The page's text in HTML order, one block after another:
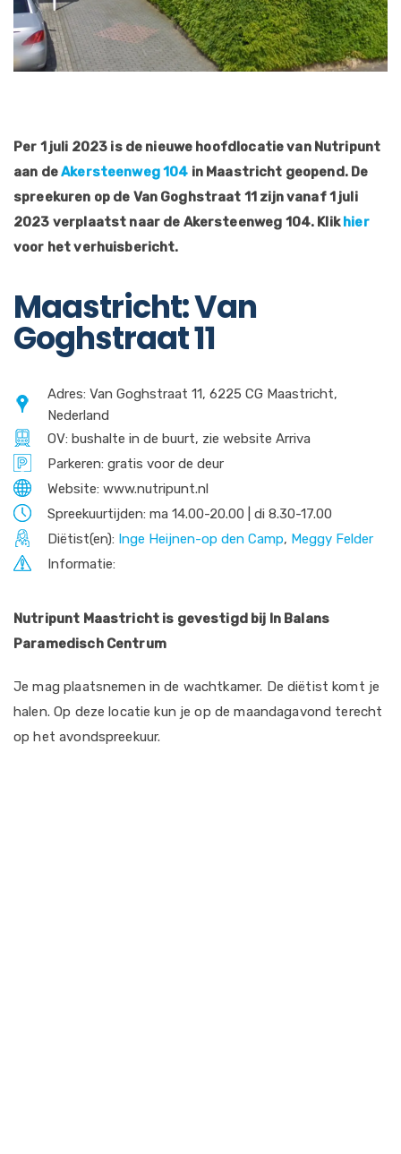
Per 1 juli 2023 is de nieuwe hoofdlocatie van Nutripunt
aan deAkersteenweg 104 in Maastricht geopend. De
spreekuren op de Van Goghstraat 11 zijn vanaf 1 juli
2023 verplaatst naar de Akersteenweg 104. Klikhier
voor het verhuisbericht.
Maastricht: Van
Goghstraat 11
Adres: Van Goghstraat 11, 6225 CG Maastricht,
Nederland
OV: bushalte in de buurt, zie website Arriva
Parkeren: gratis voor de deur
Website: www.nutripunt.nl
Spreekuurtijden: ma 14.00-20.00 | di 8.30-17.00
Diëtist(en): Inge Heijnen-op den Camp, Meggy Felder
Informatie:
Nutripunt Maastricht is gevestigd bij In Balans
Paramedisch Centrum
Je mag plaatsnemen in de wachtkamer. De diëtist komt je
halen. Op deze locatie kun je op de maandagavond terecht
op het avondspreekuur.